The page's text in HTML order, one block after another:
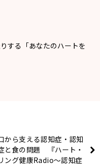
する「あなたのハートを
から支える認知症・認知
と食の問題 『ハート・
ング健康Radio～認知症